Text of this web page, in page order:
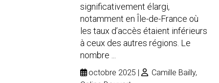
significativement élargi,
notamment en Île-de-France où
les taux d’accès étaient inférieurs
à ceux des autres régions. Le
nombre ...
octobre 2025
Camille Bailly,